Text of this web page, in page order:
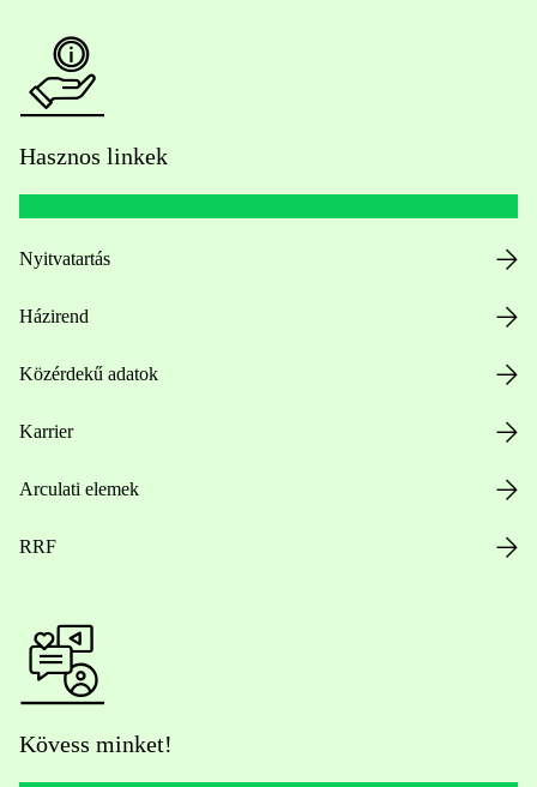
Hasznos linkek
Nyitvatartás
Házirend
Közérdekű adatok
Karrier
Arculati elemek
RRF
Kövess minket!